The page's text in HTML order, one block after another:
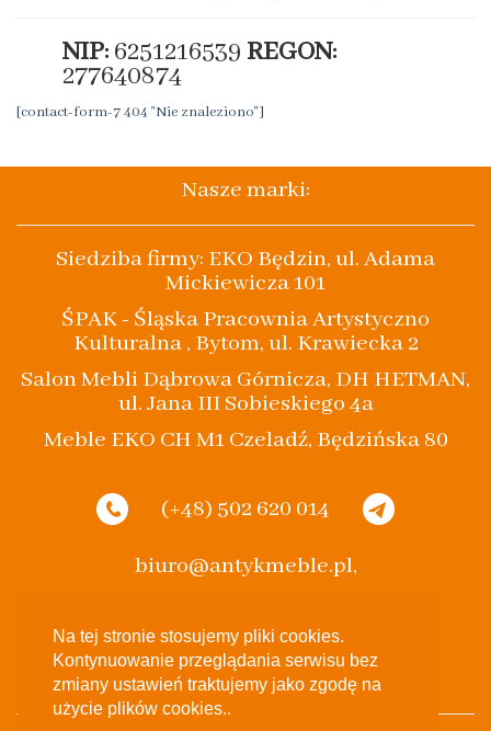
Na tej stronie stosujemy pliki cookies.
Kontynuowanie przeglądania serwisu bez
zmiany ustawień traktujemy jako zgodę na
użycie plików cookies..
NIP: 6251216539 REGON:
277640874
[contact-form-7 404 "Nie znaleziono"]
Nasze marki:
Siedziba firmy: EKO Będzin, ul. Adama
Mickiewicza 101
ŚPAK - Śląska Pracownia Artystyczno
Kulturalna , Bytom, ul. Krawiecka 2
Salon Mebli Dąbrowa Górnicza, DH HETMAN,
ul. Jana III Sobieskiego 4a
Meble EKO CH M1 Czeladź, Będzińska 80
(+48) 502 620 014
biuro@antykmeble.pl,
spak.bytom@gmail.com